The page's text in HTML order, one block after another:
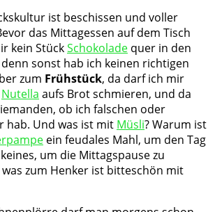
ist beschissen und voller
das Mittagessen auf dem Tisch
kein StückSchokolade quer in den
sonst hab ich keinen richtigen
zum Frühstück, da darf ich mir
Nutella aufs Brot schmieren, und da
ob ich falschen oder
hab. Und was ist mit Müsli? Warum ist
ein feudales Mahl, um den Tag
um die Mittagspause zu
zum Henker ist bitteschön mit